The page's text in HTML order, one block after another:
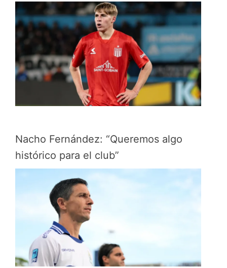
Nacho Fernández: “Queremos algo
histórico para el club”